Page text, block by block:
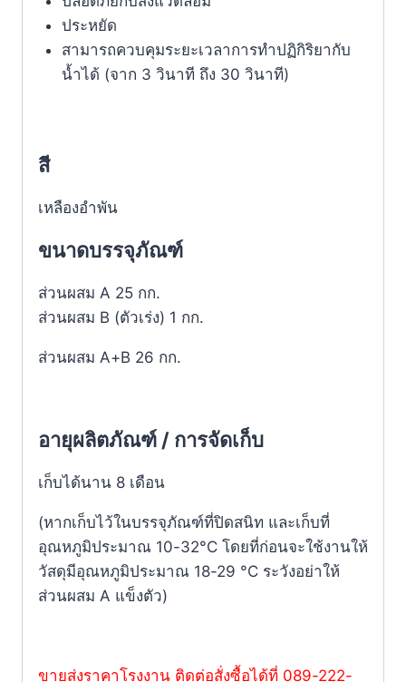
ประหยัด
สามารถควบคุมระยะเวลาการทำปฏิกิริยากับ
น้ำได้ (จาก 3 วินาที ถึง 30 วินาที)
สี
เหลืองอำพัน
ขนาดบรรจุภัณฑ์
ส่วนผสม A 25 กก.
ส่วนผสม B (ตัวเร่ง) 1 กก.
ส่วนผสม A+B 26 กก.
อายุผลิตภัณฑ์ / การจัดเก็บ
เก็บได้นาน 8 เดือน
(หากเก็บไว้ในบรรจุภัณฑ์ที่ปิดสนิท และเก็บที่
อุณหภูมิประมาณ 10-32°C โดยที่ก่อนจะใช้งานให้
วัสดุมีอุณหภูมิประมาณ 18-29 °C ระวังอย่าให้
ส่วนผสม A แข็งตัว)
ขายส่งราคาโรงงาน ติดต่อสั่งซื้อได้ที่ 089-222-